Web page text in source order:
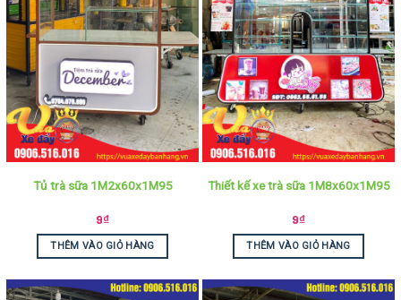
Tủ trà sữa 1M2x60x1M95
9₫
THÊM VÀO GIỎ HÀNG
Thiết kế xe trà sữa 1M8x60x1M95
9₫
THÊM VÀO GIỎ HÀNG